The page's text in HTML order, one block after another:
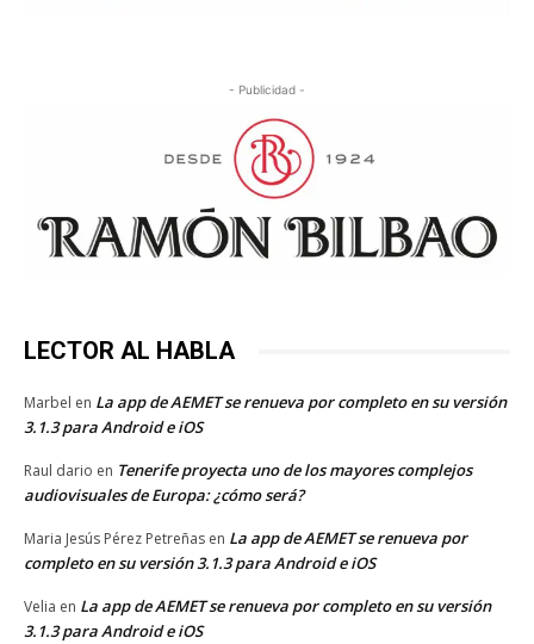
- Publicidad -
LECTOR AL HABLA
Marbel en La app de AEMET se renueva por completo en su versión
3.1.3 para Android e iOS
Raul dario en Tenerife proyecta uno de los mayores complejos
audiovisuales de Europa: ¿cómo será?
Maria Jesús Pérez Petreñas en La app de AEMET se renueva por
completo en su versión 3.1.3 para Android e iOS
Velia en La app de AEMET se renueva por completo en su versión
3.1.3 para Android e iOS